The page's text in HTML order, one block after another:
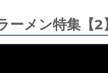
ーメン特集【2